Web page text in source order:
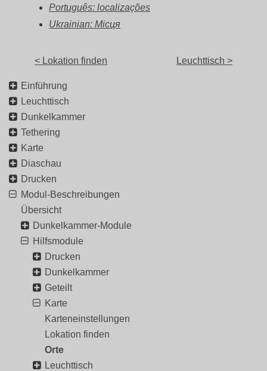
Português: localizações
Ukrainian: Місця
< Lokation finden Leuchttisch >
Einführung
Leuchttisch
Dunkelkammer
Tethering
Karte
Diaschau
Drucken
Modul-Beschreibungen
Übersicht
Dunkelkammer-Module
Hilfsmodule
Drucken
Dunkelkammer
Geteilt
Karte
Karteneinstellungen
Lokation finden
Orte
Leuchttisch